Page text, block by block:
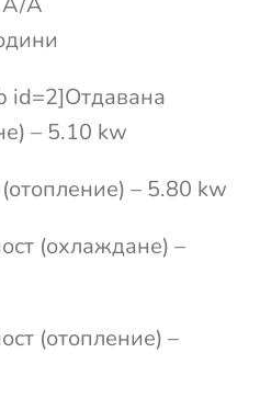
id=2]Отдавана
– 5.10 kw
– 5.80 kw
(охлаждане) –
(отопление) –